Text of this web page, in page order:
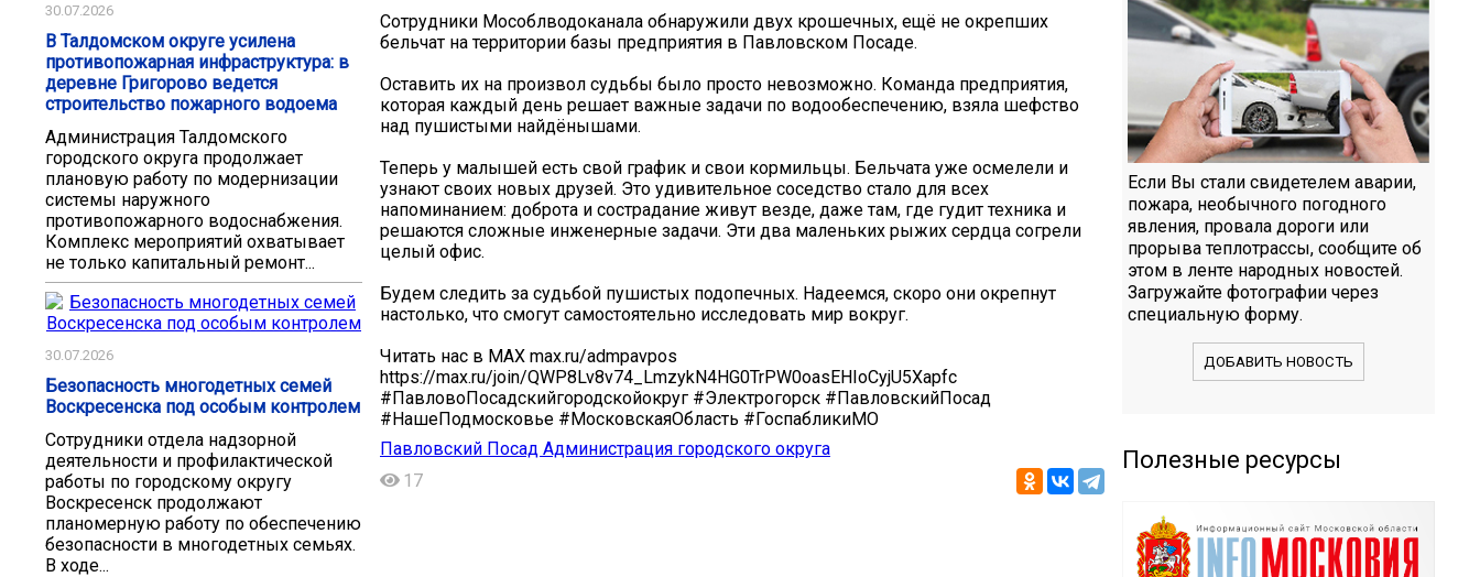
30.07.2026
В Талдомском округе усилена
противопожарная инфраструктура: в
деревне Григорово ведется
строительство пожарного водоема
Администрация Талдомского
городского округа продолжает
плановую работу по модернизации
системы наружного
противопожарного водоснабжения.
Комплекс мероприятий охватывает
не только капитальный ремонт...
30.07.2026
Безопасность многодетных семей
Воскресенска под особым контролем
Сотрудники отдела надзорной
деятельности и профилактической
работы по городскому округу
Воскресенск продолжают
планомерную работу по обеспечению
безопасности в многодетных семьях.
В ходе...
Сотрудники Мособлводоканала обнаружили двух крошечных, ещё не окрепших
бельчат на территории базы предприятия в Павловском Посаде.
Оставить их на произвол судьбы было просто невозможно. Команда предприятия,
которая каждый день решает важные задачи по водообеспечению, взяла шефство
над пушистыми найдёнышами.
Теперь у малышей есть свой график и свои кормильцы. Бельчата уже осмелели и
узнают своих новых друзей. Это удивительное соседство стало для всех
напоминанием: доброта и сострадание живут везде, даже там, где гудит техника и
решаются сложные инженерные задачи. Эти два маленьких рыжих сердца согрели
целый офис.
Будем следить за судьбой пушистых подопечных. Надеемся, скоро они окрепнут
настолько, что смогут самостоятельно исследовать мир вокруг.
Читать нас в MAX max.ru/admpavpos
https://max.ru/join/QWP8Lv8v74_LmzykN4HG0TrPW0oasEHIoCyjU5Xapfc
#ПавловоПосадскийгородскойокруг #Электрогорск #ПавловскийПосад
#НашеПодмосковье #МосковскаяОбласть #ГоспабликиМО
Павловский Посад Администрация городского округа
17
Если Вы стали свидетелем аварии,
пожара, необычного погодного
явления, провала дороги или
прорыва теплотрассы, сообщите об
этом в ленте народных новостей.
Загружайте фотографии через
специальную форму.
ДОБАВИТЬ НОВОСТЬ
Полезные ресурсы